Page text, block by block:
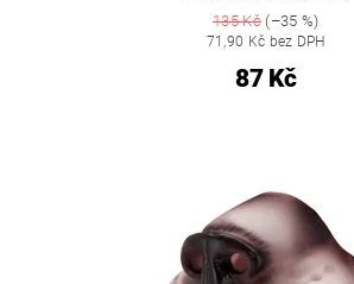
135 Kč(–35 %)
71,90 Kč bez DPH
87 Kč